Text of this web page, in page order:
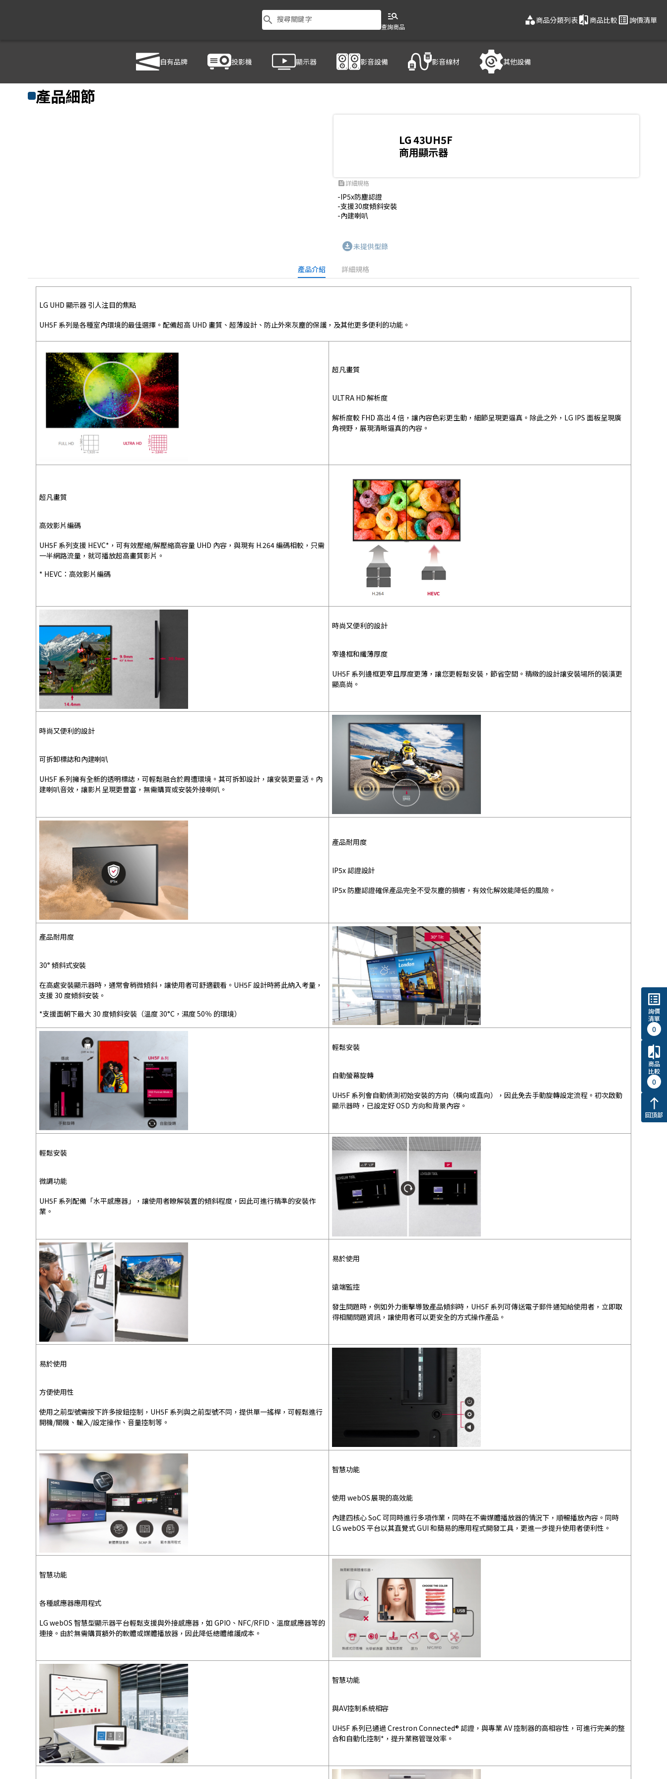
search 搜尋關鍵字 manage_search
查詢商品
category商品分類列表compare商品比較 list_alt 詢價清單
自有品牌 投影機 顯示器 影音設備 影音線材 其他設備
/ LG 43UH5F
產品細節
LG 43UH5F
商用顯示器
feed詳細規格
-IP5x防塵認證
-支援30度傾斜安裝
-內建喇叭
download_for_offline未提供型錄
產品介紹 詳細規格
LG UHD 顯示器 引人注目的焦點
UH5F 系列是各種室內環境的最佳選擇。配備超高 UHD 畫質、超薄設計、防止外來灰塵的保護，及其他更多便利的功能。
超凡畫質
ULTRA HD 解析度
解析度較 FHD 高出 4 倍，讓內容色彩更生動，細節呈現更逼真。除此之外，LG IPS 面板呈現廣
角視野，展現清晰逼真的內容。
超凡畫質
高效影片編碼
UH5F 系列支援 HEVC*，可有效壓縮/解壓縮高容量 UHD 內容，與現有 H.264 編碼相較，只需
一半網路流量，就可播放超高畫質影片。
* HEVC：高效影片編碼
時尚又便利的設計
窄邊框和纖薄厚度
UH5F 系列邊框更窄且厚度更薄，讓您更輕鬆安裝，節省空間。精緻的設計讓安裝場所的裝潢更
顯高尚。
時尚又便利的設計
可拆卸標誌和內建喇叭
UH5F 系列擁有全新的透明標誌，可輕鬆融合於周遭環境。其可拆卸設計，讓安裝更靈活。內
建喇叭音效，讓影片呈現更豐富，無需購買或安裝外接喇叭。
產品耐用度
IP5x 認證設計
IP5x 防塵認證確保產品完全不受灰塵的損害，有效化解效能降低的風險。
產品耐用度
30° 傾斜式安裝
在高處安裝顯示器時，通常會稍微傾斜，讓使用者可舒適觀看。UH5F 設計時將此納入考量，
支援 30 度傾斜安裝。
*支援面朝下最大 30 度傾斜安裝（溫度 30°C，濕度 50％ 的環境）
輕鬆安裝
自動螢幕旋轉
UH5F 系列會自動偵測初始安裝的方向（橫向或直向），因此免去手動旋轉設定流程。初次啟動
顯示器時，已設定好 OSD 方向和背景內容。
輕鬆安裝
微調功能
UH5F 系列配備「水平感應器」，讓使用者瞭解裝置的傾斜程度，因此可進行精準的安裝作
業。
易於使用
遠端監控
發生問題時，例如外力衝擊導致產品傾斜時，UH5F 系列可傳送電子郵件通知給使用者，立即取
得相關問題資訊，讓使用者可以更安全的方式操作產品。
易於使用
方便使用性
使用之前型號需按下許多按鈕控制，UH5F 系列與之前型號不同，提供單一搖桿，可輕鬆進行
開機/關機、輸入/設定操作、音量控制等。
智慧功能
使用 webOS 展現的高效能
內建四核心 SoC 可同時進行多項作業，同時在不需媒體播放器的情況下，順暢播放內容。同時
LG webOS 平台以其直覺式 GUI 和簡易的應用程式開發工具，更進一步提升使用者便利性。
智慧功能
各種感應器應用程式
LG webOS 智慧型顯示器平台輕鬆支援與外接感應器，如 GPIO、NFC/RFID、溫度感應器等的
連接。由於無需購買額外的軟體或媒體播放器，因此降低總體維護成本。
智慧功能
與AV控制系統相容
UH5F 系列已通過 Crestron Connected® 認證，與專業 AV 控制器的高相容性，可進行完美的整
合和自動化控制*，提升業務管理效率。
list_alt
詢價
清單
0
compare
商品
比較
0
north
回頂部